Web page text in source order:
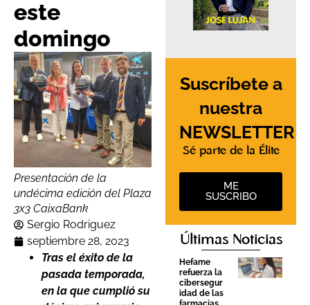
este
domingo
Presentación de la
undécima edición del Plaza
3x3 CaixaBank
Sergio Rodriguez
septiembre 28, 2023
Tras el éxito de la
pasada temporada,
en la que cumplió su
Suscríbete a
nuestra
NEWSLETTER
Sé parte de la Élite
ME
SUSCRIBO
Últimas Noticias
Hefame
refuerza la
cibersegur
idad de las